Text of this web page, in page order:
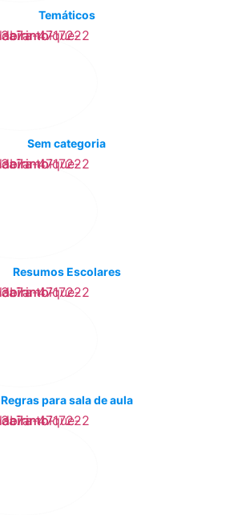
Temáticos
Sem categoria
Resumos Escolares
Regras para sala de aula